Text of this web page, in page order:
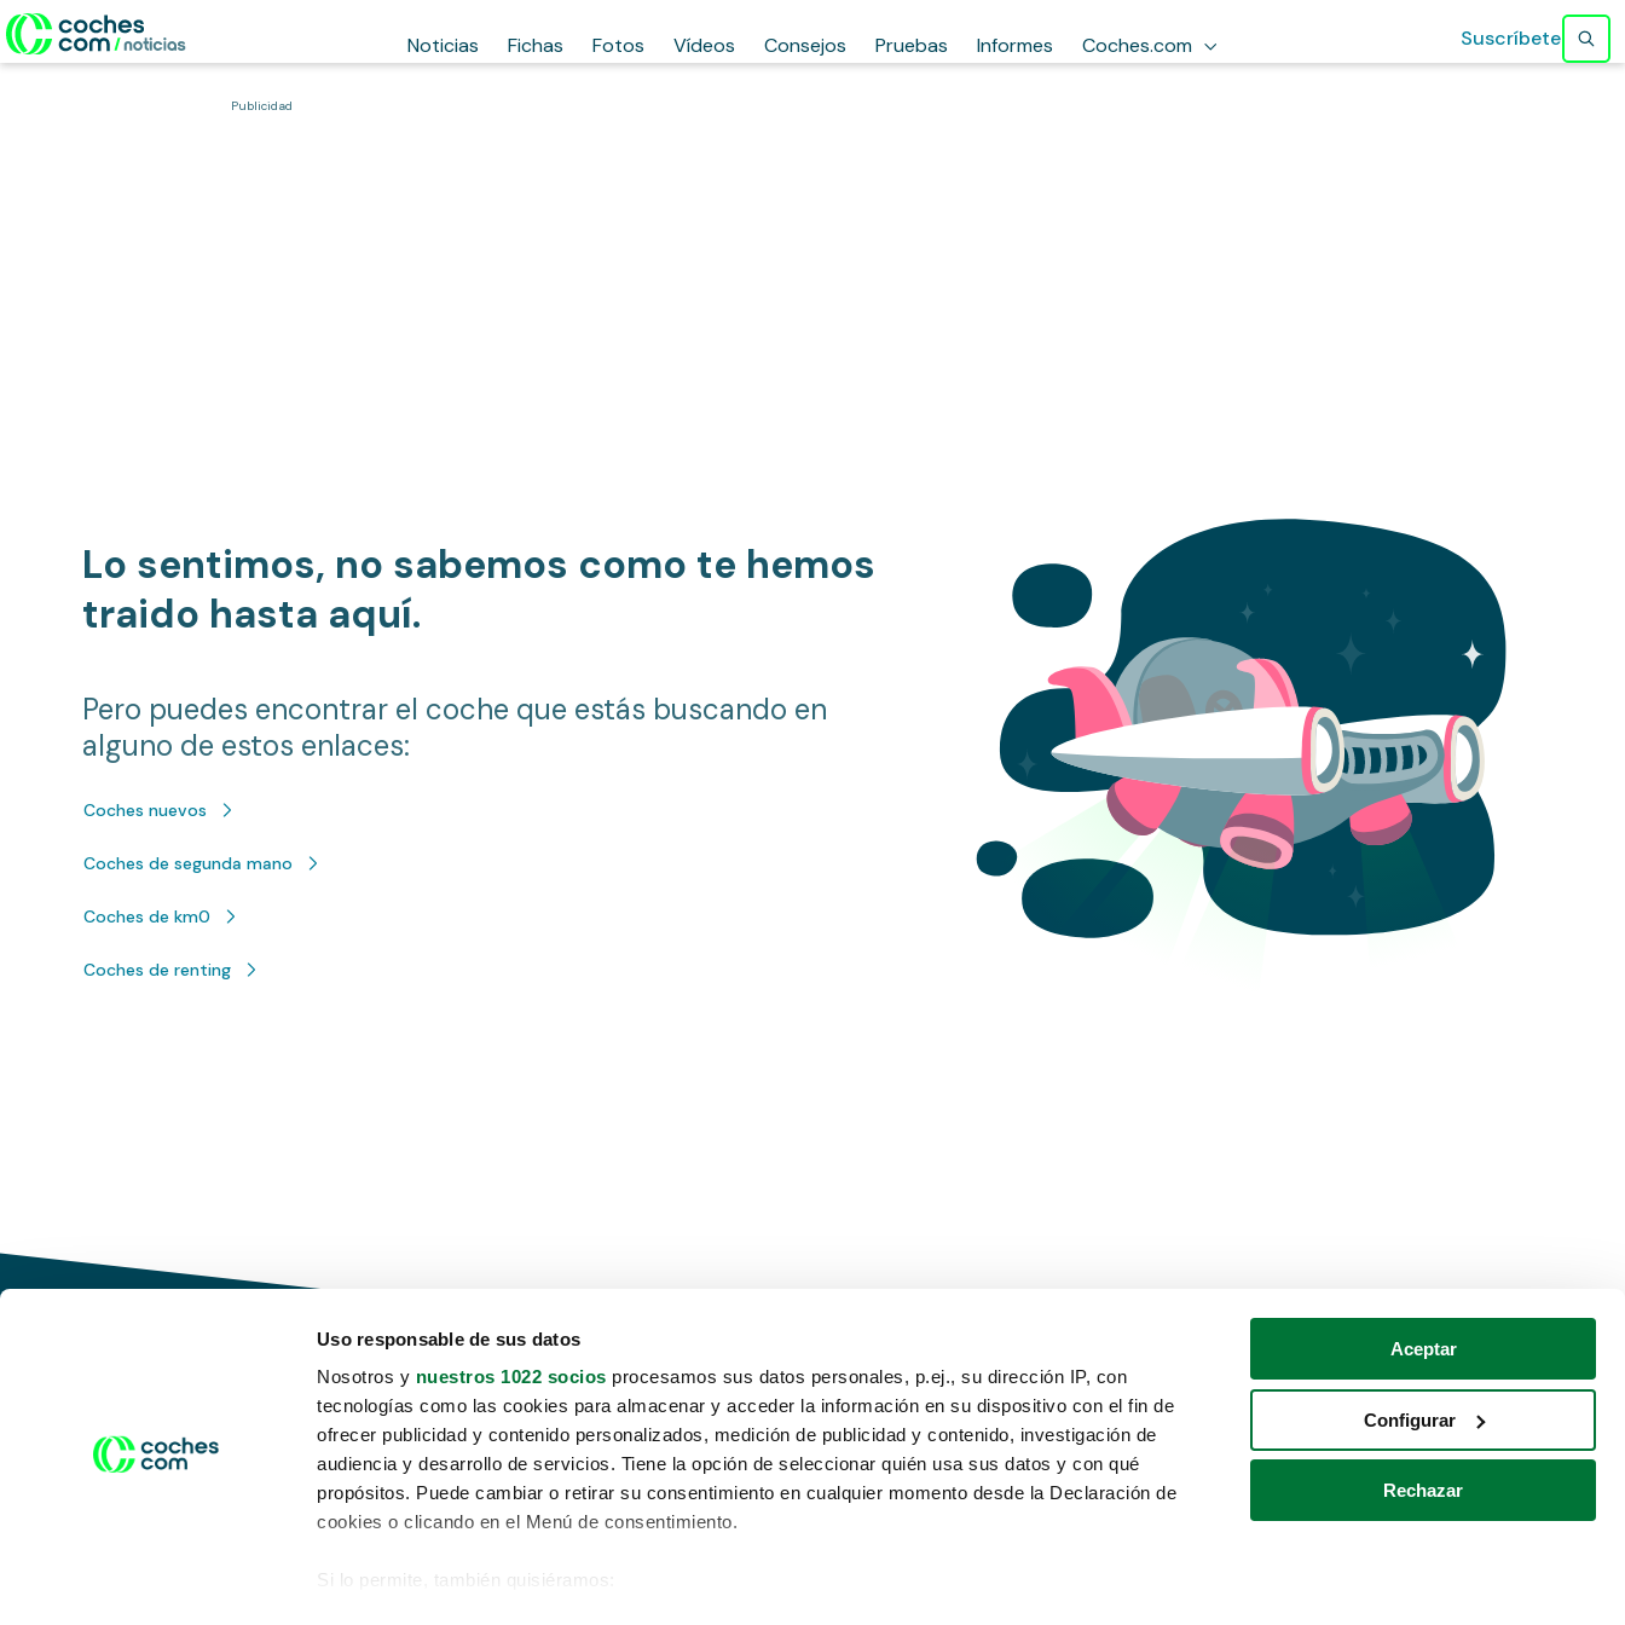
Uso responsable de sus datos
Nosotros y nuestros 1022 socios procesamos sus datos personales, p.ej., su dirección IP, con
tecnologías como las cookies para almacenar y acceder la información en su dispositivo con el fin de
ofrecer publicidad y contenido personalizados, medición de publicidad y contenido, investigación de
audiencia y desarrollo de servicios. Tiene la opción de seleccionar quién usa sus datos y con qué
propósitos. Puede cambiar o retirar su consentimiento en cualquier momento desde la Declaración de
cookies o clicando en el Menú de consentimiento.
Si lo permite, también quisiéramos:
Aceptar
Configurar
Rechazar
Noticias Fichas Fotos Vídeos Consejos Pruebas Informes Coches.com Suscríbete
Publicidad
Lo sentimos, no sabemos como te hemos
traido hasta aquí.
Pero puedes encontrar el coche que estás buscando en
alguno de estos enlaces:
Coches nuevos
Coches de segunda mano
Coches de km0
Coches de renting
Conduce tu futuro,
desata tu movilidad